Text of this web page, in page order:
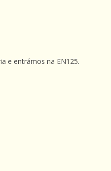
e entrámos na EN125.